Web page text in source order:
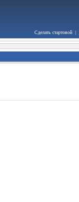
Сделать стартовой |